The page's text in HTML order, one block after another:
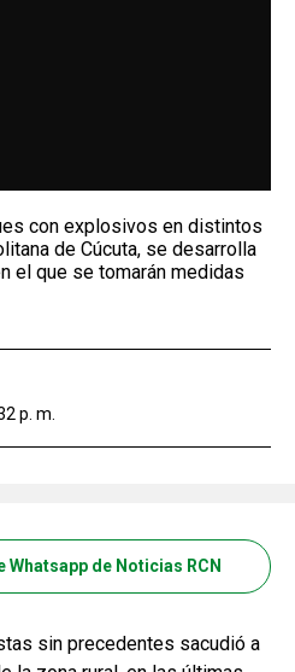
con explosivos en distintos
de Cúcuta, se desarrolla
el que se tomarán medidas
p. m.
Whatsapp de Noticias RCN
sin precedentes sacudió a